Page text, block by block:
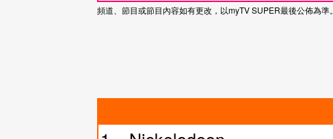
頻道、節目或節目內容如有更改，以myTV SUPER最後公佈為準。